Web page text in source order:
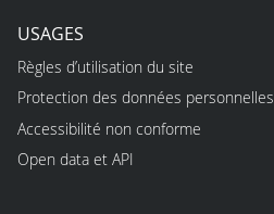
USAGES
Règles d’utilisation du site
Protection des données personnelles
Accessibilité non conforme
Open data et API